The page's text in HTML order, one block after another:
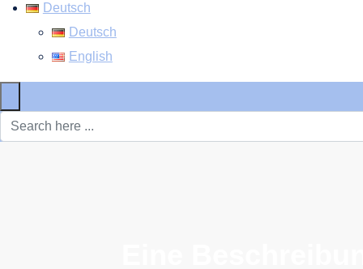
Deutsch
Deutsch
English